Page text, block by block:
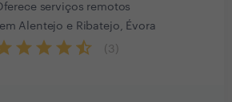
serviços remotos
Alentejo e Ribatejo, Évora
3